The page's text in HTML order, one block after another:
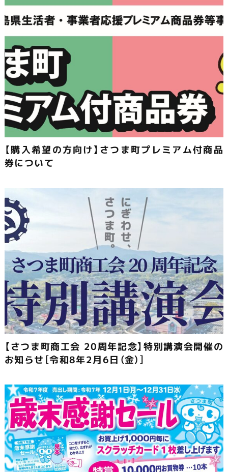
【購入希望の方向け】さつま町プレミアム付商品
券について
【さつま町商工会 20周年記念】特別講演会開催の
お知らせ［令和8年2月6日（金）］